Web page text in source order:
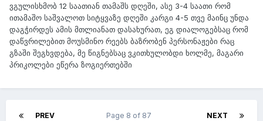
ვგულისხმობ 12 საათიან თამაშს დღეში, ასე 3-4 საათი რომ
ითამაშო საშვალოთ სიტყვაზე დღეში კარგი 4-5 თვე მაინც უნდა
დაგჭირდეს ამის მთლიანათ დასახურათ, ეგ დიალოგებსაც რომ
დაწვრილებით მოუსმინო რეებს ბაზრობენ პერსონაჟები რაც
გზაში შეგხვდება, მე წიგნებსაც ვკითხულობდი ხოლმე, მაგარი
პრიკოლები ეწერა ზოგიერთებში
PREV NEXT
Page 8 of 87